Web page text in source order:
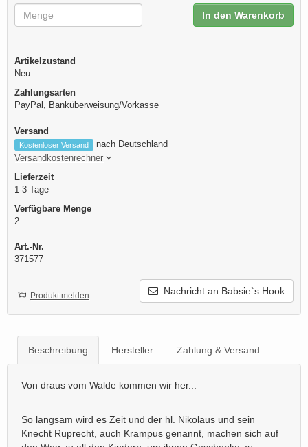
In den Warenkorb
Artikelzustand
Neu
Zahlungsarten
PayPal, Banküberweisung/Vorkasse
Versand
Kostenloser Versand
nach Deutschland
Versandkostenrechner
Lieferzeit
1-3 Tage
Verfügbare Menge
2
Art.-Nr.
371577
Nachricht an Babsie`s Hook
Produkt melden
Beschreibung Hersteller Zahlung & Versand
Von draus vom Walde kommen wir her...
So langsam wird es Zeit und der hl. Nikolaus und sein
Knecht Ruprecht, auch Krampus genannt, machen sich auf